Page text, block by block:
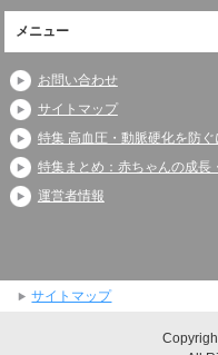
メニュー
お問い合わせ
サイトマップ
特集 高血圧・動脈硬化を防ぐ
特集まとめ：赤ちゃんの成長
運営者情報
サイトマップ